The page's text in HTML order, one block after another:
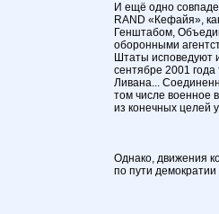
И ещё одно
RAND «Кефайя»,
Генштабом,
оборонными
Штаты исповедуют
сентябре 2001
Ливана...
том числе военное
из конечных целей
Однако, движения
по пути